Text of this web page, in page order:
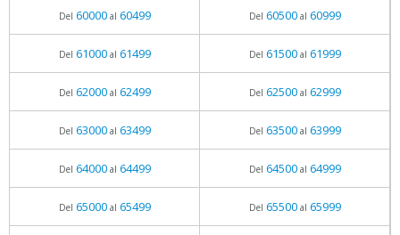
Del 60000al 60499 Del 60500al 60999
Del 61000al 61499 Del 61500al 61999
Del 62000al 62499 Del 62500al 62999
Del 63000al 63499 Del 63500al 63999
Del 64000al 64499 Del 64500al 64999
Del 65000al 65499 Del 65500al 65999